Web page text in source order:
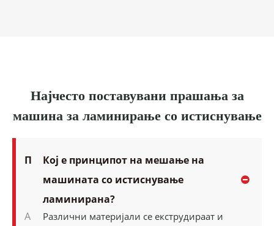
Најчесто поставувани прашања за
машина за ламинирање со истиснување
П
Кој е принципот на мешање на
машината со истиснување
ламинирана?
A
Различни материјали се екструдираат и